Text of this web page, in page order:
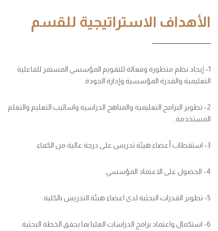
الأهداف الاستراتيجية للقسم
1- إيجاد نظم متطورة وفعالة للتقويم المؤسسي المستمر للفاعلية
التعليمية والقدرة المؤسسية وإدارة الجودة.
2- تطوير البرامج التعليمية والمناهج الدراسية واساليب التعليم والتعلم
المستخدمة.
3- استقطاب أعضاء هيئة تدريس على درجة عالية من الكفاء.
4- الحصول على الاعتماد المؤسسي.
5- تطوير القدرات البحثية لدى اعضاء هيئة التدريس بالكلية.
6- استكمال واعتماد برامج الدراسات العليا بما يحقق الخطة البحثية